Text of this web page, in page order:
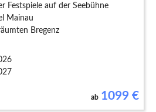
Festspiele auf der Seebühne
Mainau
Bregenz
ab 1099 €